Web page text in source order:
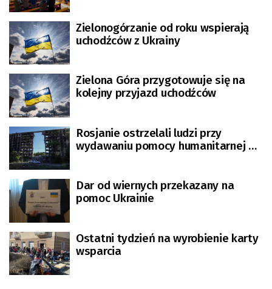
Zielonogórzanie od roku wspierają
uchodźców z Ukrainy
Zielona Góra przygotowuje się na
kolejny przyjazd uchodźców
Rosjanie ostrzelali ludzi przy
wydawaniu pomocy humanitarnej w
Dar od wiernych przekazany na
pomoc Ukrainie
Ostatni tydzień na wyrobienie karty
wsparcia